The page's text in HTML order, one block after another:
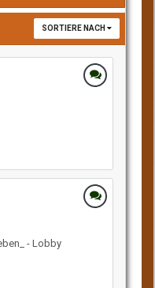
SORTIERE NACH
- Lobby